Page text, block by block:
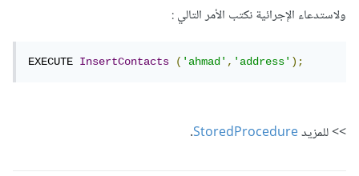
ولاستدعاء الإجرائية نكتب الأمر التالي :
EXECUTE InsertContacts ('ahmad','address');
>> للمزيدStoredProcedure
.